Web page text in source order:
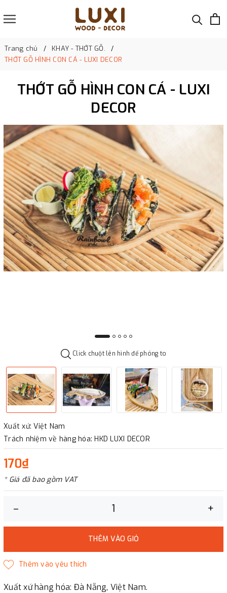
Trang chủ
KHAY - THỚT GỖ.
THỚT GỖ HÌNH CON CÁ - LUXI DECOR
THỚT GỖ HÌNH CON CÁ - LUXI
DECOR
Click chuột lên hình để phóng to
Xuất xứ: Việt Nam
Trách nhiệm về hàng hóa: HKD LUXI DECOR
170₫
* Giá đã bao gồm VAT
– +
THÊM VÀO GIỎ
Xuất xứ hàng hóa: Đà Nẵng, Việt Nam.